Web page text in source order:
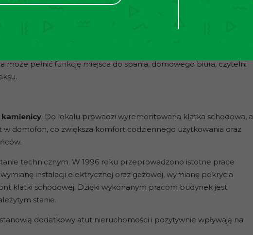
wydzielenie strefy dziennej, prywatnej oraz dodatkowej
wnętrzu indywidualnego charakteru i pozwalają na ciekawe
lub stworzenia klimatycznej przestrzeni
może pełnić funkcję miejsca do spania, domowego biura, czytelni
kamienicy. Do lokalu prowadzi wyremontowana klatka schodowa, a
w domofon, co zwiększa komfort codziennego użytkowania oraz
technicznym. W 1996 roku przeprowadzono istotne prace
instalacji elektrycznej oraz gazowej, wymianę pokrycia
klatki schodowej. Dzięki wykonanym pracom budynek jest
stanie.
dodatkowy atut nieruchomości i pozytywnie wpływają na